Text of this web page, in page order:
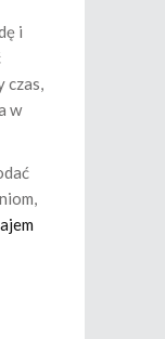
i
czas,
w